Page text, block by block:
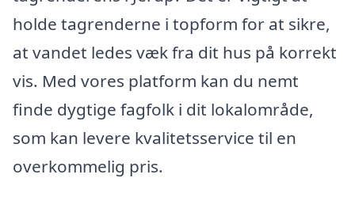
holde tagrenderne i topform for at sikre,
at vandet ledes væk fra dit hus på korrekt
vis. Med vores platform kan du nemt
finde dygtige fagfolk i dit lokalområde,
som kan levere kvalitetsservice til en
overkommelig pris.